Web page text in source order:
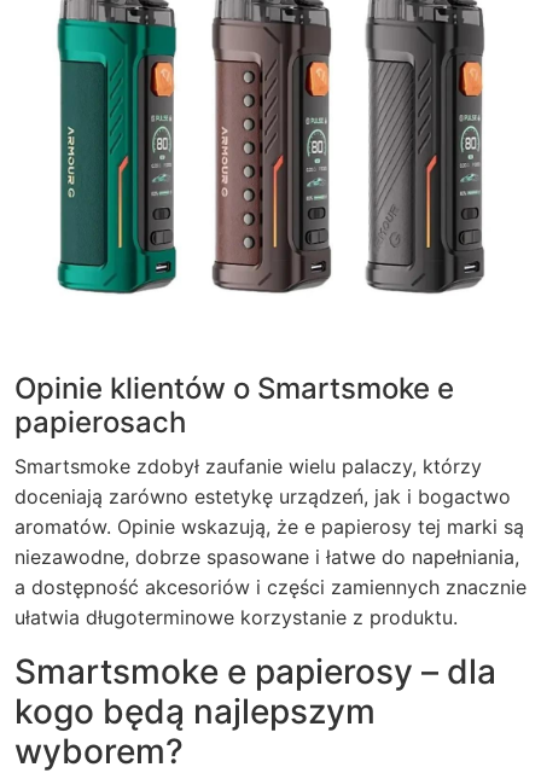
Opinie klientów o Smartsmoke e
papierosach
Smartsmoke zdobył zaufanie wielu palaczy, którzy
doceniają zarówno estetykę urządzeń, jak i bogactwo
aromatów. Opinie wskazują, że e papierosy tej marki są
niezawodne, dobrze spasowane i łatwe do napełniania,
a dostępność akcesoriów i części zamiennych znacznie
ułatwia długoterminowe korzystanie z produktu.
Smartsmoke e papierosy – dla
kogo będą najlepszym
wyborem?